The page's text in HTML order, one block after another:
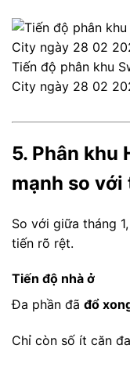
Tiến độ phân khu
City ngày 28 02
5. Phân khu
mạnh so
So với giữa tháng
tiến rõ rệt.
Tiến độ nhà ở
Đa phần đã đổ
Chỉ còn số ít căn